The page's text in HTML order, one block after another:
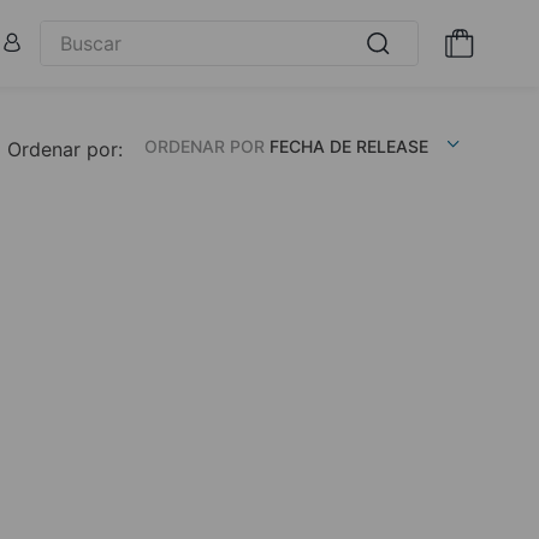
Ordenar por: ORDENAR POR FECHA DE RELEASE